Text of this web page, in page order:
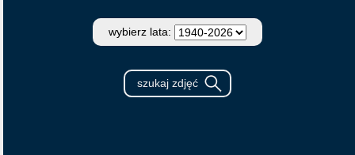
wybierz lata: